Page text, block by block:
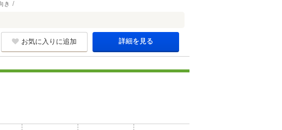
き
お気に入りに追加 詳細を見る